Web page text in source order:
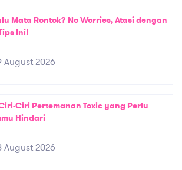
Mata Rontok? No Worries, Atasi dengan
Ini!
August 2026
Ciri Pertemanan Toxic yang Perlu
Hindari
August 2026